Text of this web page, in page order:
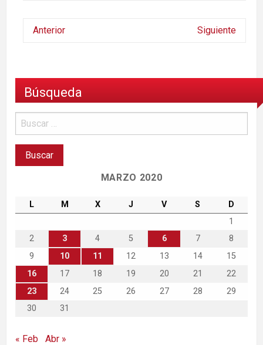
Anterior Siguiente
Búsqueda
MARZO 2020
L M X J V S
D
1
2
3 4 5 6 7
8
9
10 11 12 13 14
15
16
17 18 19 20 21
22
23
24 25 26 27 28
29
30
31
« Feb Abr »